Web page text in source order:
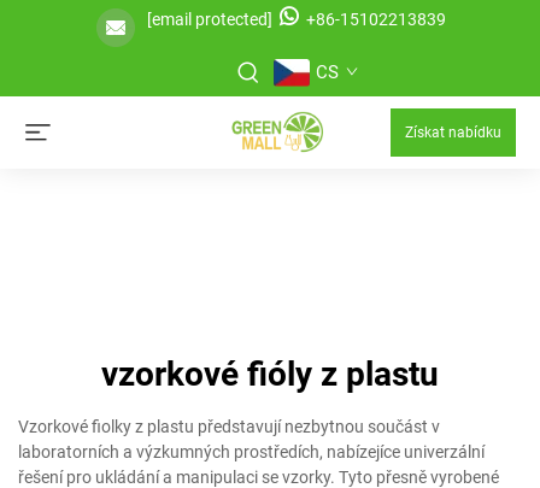
[email protected] +86-15102213839
CS
Získat nabídku
vzorkové fióly z plastu
Vzorkové fiolky z plastu představují nezbytnou součást v
laboratorních a výzkumných prostředích, nabízejíce univerzální
řešení pro ukládání a manipulaci se vzorky. Tyto přesně vyrobené